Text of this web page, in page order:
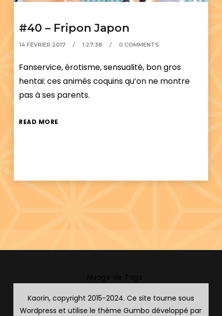
#40 – Fripon Japon
14 FÉVRIER 2017 1:27:38 0 COMMENTS
Fanservice, érotisme, sensualité, bon gros
hentai: ces animés coquins qu’on ne montre
pas à ses parents.
READ MORE
Kaorin, copyright 2015-2024. Ce site tourne sous
Wordpress et utilise le thème Gumbo développé par